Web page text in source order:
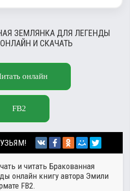
ЗЕМЛЯНКА ДЛЯ ЛЕГЕНДЫ
И СКАЧАТЬ
онлайн
FB2
и читать Бракованная
онлайн книгу автора Эмили
FB2.